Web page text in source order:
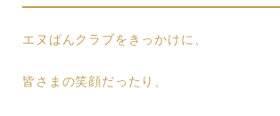
エヌぱんクラブをきっかけに、
皆さまの笑顔だったり、